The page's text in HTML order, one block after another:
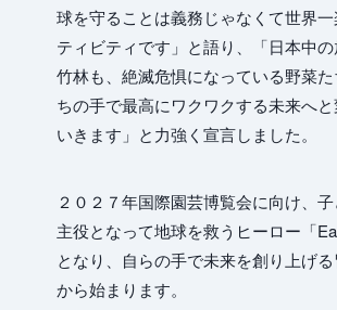
球を守ることは義務じゃなくて世界
ティビティです」と語り、「日本中
竹林も、絶滅危惧になっている野菜
ちの手で最高にワクワクする未来へ
いきます」と力強く宣言しました。
２０２７年国際園芸博覧会に向け、
主役となって地球を救うヒーロー「
となり、自らの手で未来を創り上げる
から始まります。